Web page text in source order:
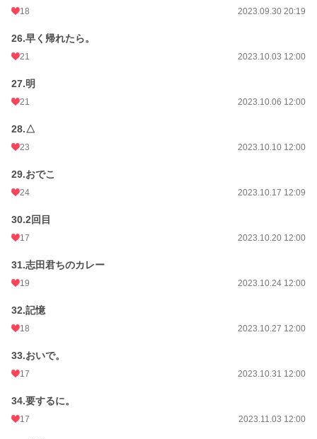
18 2023.09.30 20:19
26.早く帰れたら。
21 2023.10.03 12:00
27.明
21 2023.10.06 12:00
28.△
23 2023.10.10 12:00
29.おでこ
24 2023.10.17 12:09
30.2回目
17 2023.10.20 12:00
31.志田君ちのカレー
19 2023.10.24 12:00
32.記憶
18 2023.10.27 12:00
33.おいで。
17 2023.10.31 12:00
34.要するに。
17 2023.11.03 12:00